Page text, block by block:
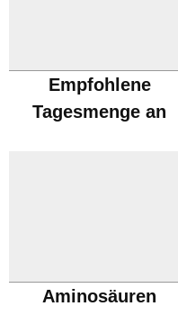
Empfohlene
Tagesmenge an
Aminosäuren